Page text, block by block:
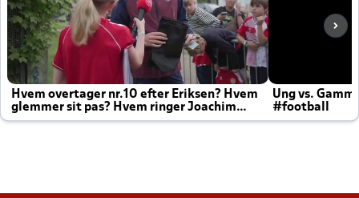
Hvem overtager nr.10 efter Eriksen? Hvem
glemmer sit pas? Hvem ringer Joachim
altid til efter kampe?
Ung vs.
#football